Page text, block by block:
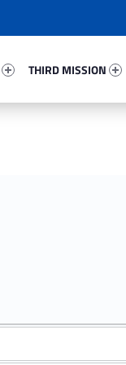
THIRD MISSION